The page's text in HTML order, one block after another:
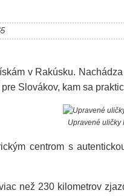
v Rakúsku.
Slovákov, kam sa
Upravené uličky
centrom s
než 230 kilometrov